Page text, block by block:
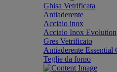
Ghisa Vetrificata
Antiaderente
Acciaio inox
Acciaio Inox Evolution
Gres Vetrificato
Antiaderente Essential
Teglie da forno